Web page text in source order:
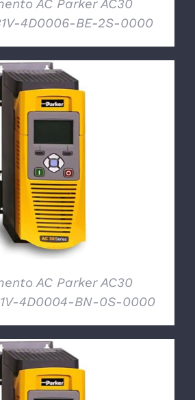
AC Parker AC30
4D0006-BE-2S-0000
DETTAGLI
AC Parker AC30
4D0004-BN-0S-0000